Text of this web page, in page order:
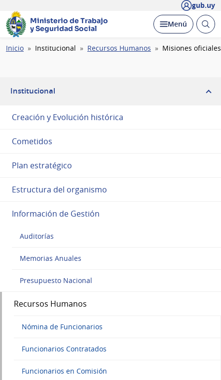
gub.uy
Ministerio de Trabajo
y Seguridad Social
Desplegar
Menú Abrir
Ruta
Inicio Institucional Recursos Humanos Misiones oficiales
Institucional
Creación y Evolución histórica
Cometidos
Plan estratégico
Estructura del organismo
Información de Gestión
Auditorías
Memorias Anuales
Presupuesto Nacional
Recursos Humanos
Nómina de Funcionarios
Funcionarios Contratados
Funcionarios en Comisión